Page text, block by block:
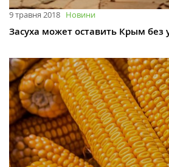
9 травня 2018 Новини
Засуха может оставить Крым без